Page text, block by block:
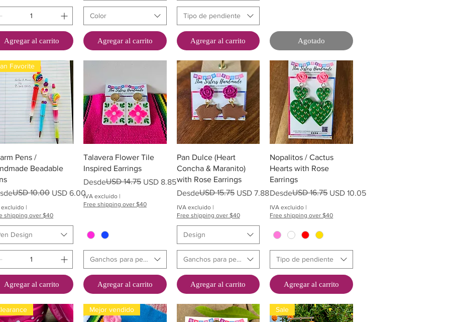
Agregar al carrito
Color
Agregar al carrito
Tipo de pendiente
Agregar al carrito Agotado
Vista rápida
Favorite
Pens /
Beadable
USD 10.00 USD 6.00
de oferta
excluido |
shipping over $40
Design
Agregar al carrito
Vista rápida
Talavera Flower Tile
Inspired Earrings
Desde
PrecioUSD 14.75 USD 8.85
Precio de oferta
IVA excluido|
Free shipping over $40
Ganchos para pendientes
Agregar al carrito
Vista rápida
Pan Dulce (Heart
Concha & Maranito)
with Rose Earrings
Desde
PrecioUSD 15.75 USD 7.88
Precio de oferta
IVA excluido|
Free shipping over $40
Design
Ganchos para pendientes
Agregar al carrito
Vista rápida
Nopalitos / Cactus
Hearts with Rose
Earrings
Desde
PrecioUSD 16.75 USD 10.05
Precio de oferta
IVA excluido |
Free shipping over $40
Tipo de pendiente
Agregar al carrito
Mejor vendido Sale